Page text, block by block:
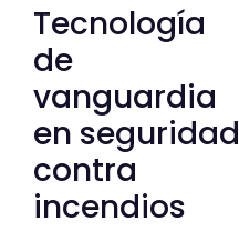
Tecnología
de
vanguardia
en seguridad
contra
incendios